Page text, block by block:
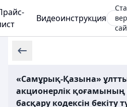
Видеоинструкция
«Самұрық-Қазына»
акционерлік қоғамының
басқару кодексін бекіту